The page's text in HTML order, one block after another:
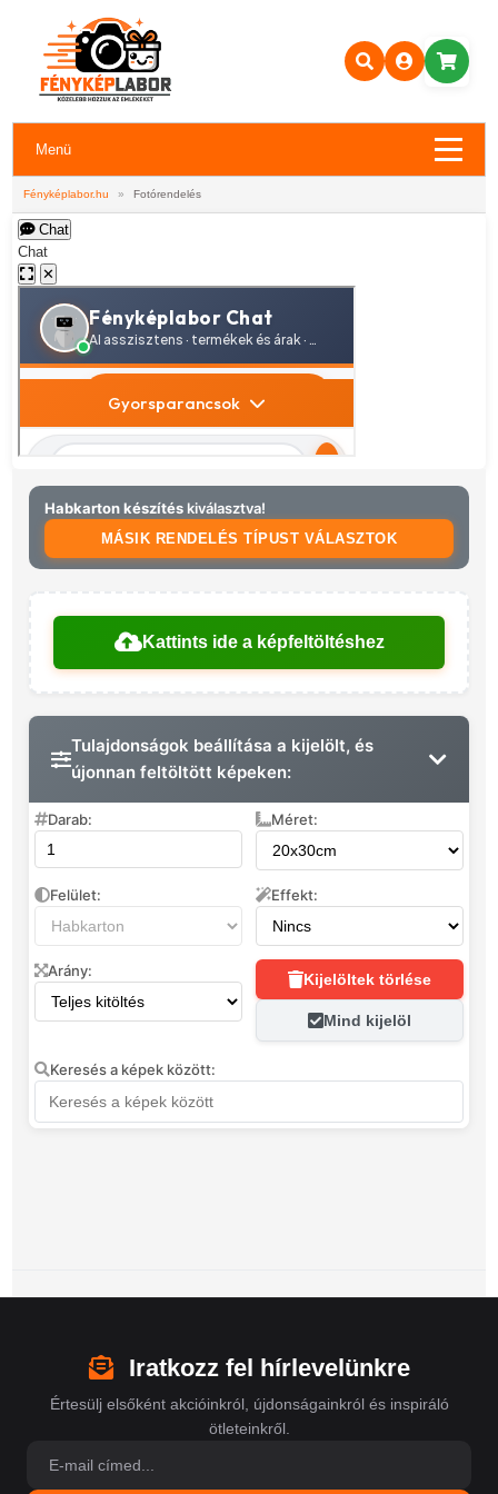
Menü
Fényképlabor.hu » Fotórendelés
Chat
Chat
✕
Habkarton készítés kiválasztva!
MÁSIK RENDELÉS TÍPUST VÁLASZTOK
Kattints ide a képfeltöltéshez
Tulajdonságok beállítása a kijelölt, és
újonnan feltöltött képeken:
Darab: Méret:
Felület: Effekt:
Arány: Kijelöltek törlése
Mind kijelöl
Keresés a képek között:
Iratkozz fel hírlevelünkre
Értesülj elsőként akcióinkról, újdonságainkról és inspiráló
ötleteinkről.